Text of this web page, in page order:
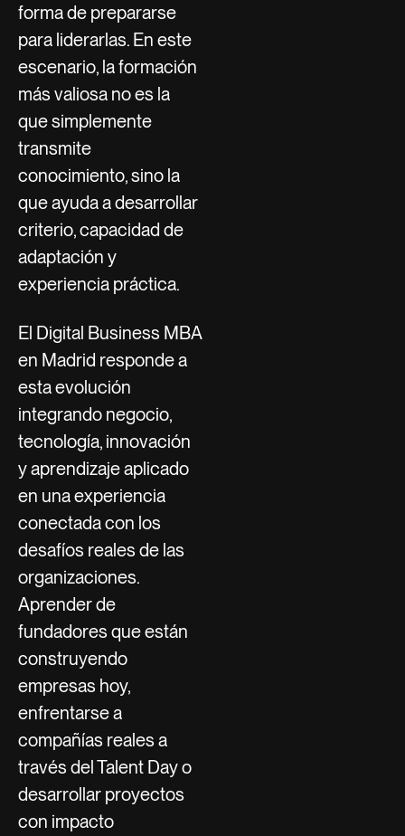
forma de prepararse
para liderarlas. En este
escenario, la formación
más valiosa no es la
que simplemente
transmite
conocimiento, sino la
que ayuda a desarrollar
criterio, capacidad de
adaptación y
experiencia práctica.
El Digital Business MBA
en Madrid responde a
esta evolución
integrando negocio,
tecnología, innovación
y aprendizaje aplicado
en una experiencia
conectada con los
desafíos reales de las
organizaciones.
Aprender de
fundadores que están
construyendo
empresas hoy,
enfrentarse a
compañías reales a
través del Talent Day o
desarrollar proyectos
con impacto